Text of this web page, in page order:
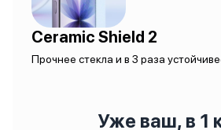
Ceramic Shield 2
Прочнее стекла и в 3 раза
Уже ваш, в 1